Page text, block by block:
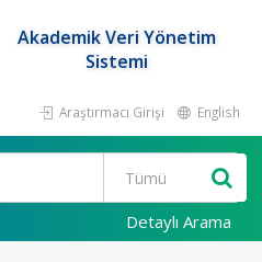
Akademik Veri Yönetim
Sistemi
Araştırmacı Girişi English
Detaylı Arama